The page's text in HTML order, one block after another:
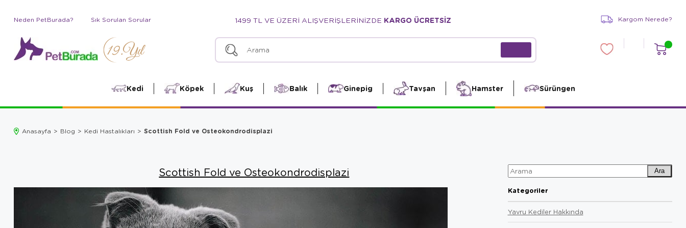
Neden PetBurada? Sık Sorulan Sorular 1499 TL VE ÜZERİ ALIŞVERİŞLERİNİZDE KARGO ÜCRETSİZ Kargom Nerede?
Kedi Köpek Kuş Balık Ginepig Tavşan Hamster Sürüngen
Anasayfa Blog Kedi Hastalıkları Scottish Fold ve Osteokondrodisplazi
Scottish Fold ve Osteokondrodisplazi Ara
Kategoriler
Yavru Kediler Hakkında